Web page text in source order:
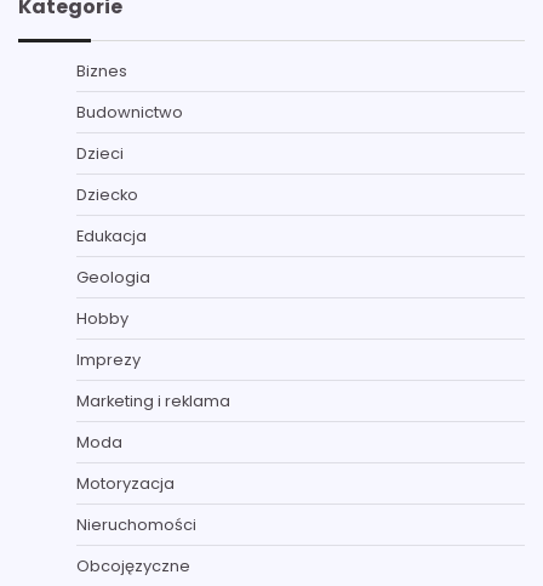
Kategorie
Biznes
Budownictwo
Dzieci
Dziecko
Edukacja
Geologia
Hobby
Imprezy
Marketing i reklama
Moda
Motoryzacja
Nieruchomości
Obcojęzyczne